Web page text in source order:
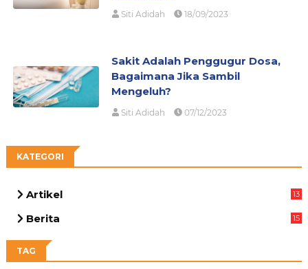
Siti Adidah 18/09/2023
Sakit Adalah Penggugur Dosa,
Bagaimana Jika Sambil
Mengeluh?
Siti Adidah 07/12/2023
KATEGORI
Artikel
13
Berita
15
TAG